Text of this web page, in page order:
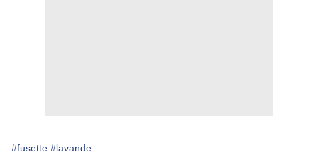
#fusette #lavande